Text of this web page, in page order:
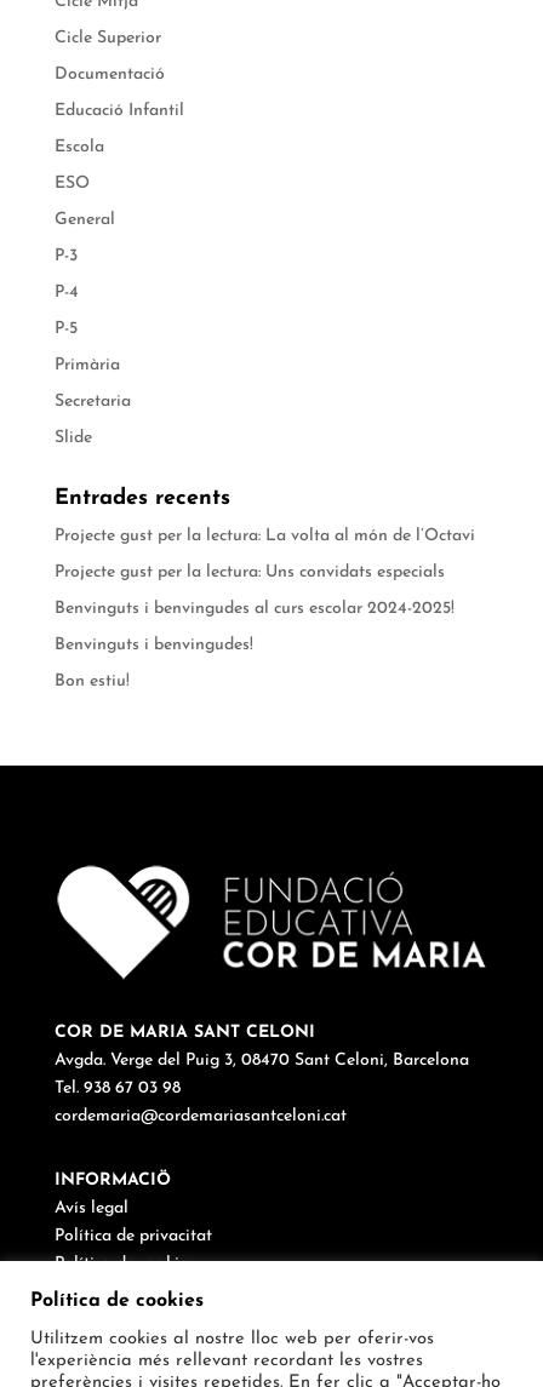
Cicle Superior
Documentació
Educació Infantil
Escola
ESO
General
P-3
P-4
P-5
Primària
Secretaria
Slide
Entrades recents
Projecte gust per la lectura: La volta al món de l’Octavi
Projecte gust per la lectura: Uns convidats especials
Benvinguts i benvingudes al curs escolar 2024-2025!
Benvinguts i benvingudes!
Bon estiu!
COR DE MARIA SANT CELONI
Avgda. Verge del Puig 3, 08470 Sant Celoni, Barcelona
Tel. 938 67 03 98
cordemaria@cordemariasantceloni.cat
INFORMACIÖ
Avís legal
Política de privacitat
Política de cookies
Canal de denúncies
SEGUEIX-NOS
Política de cookies
Utilitzem cookies al nostre lloc web per oferir-vos
l'experiència més rellevant recordant les vostres
preferències i visites repetides. En fer clic a "Acceptar-ho